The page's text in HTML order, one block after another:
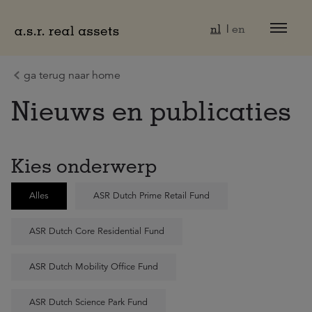
nl en
ga terug naar home
Nieuws en publicaties
Kies onderwerp
Alles ASR Dutch Prime Retail Fund
ASR Dutch Core Residential Fund
ASR Dutch Mobility Office Fund
ASR Dutch Science Park Fund